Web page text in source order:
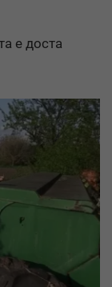
е доста